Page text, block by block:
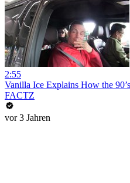
2:55
Vanilla Ice Explains How the
FACTZ
vor 3 Jahren